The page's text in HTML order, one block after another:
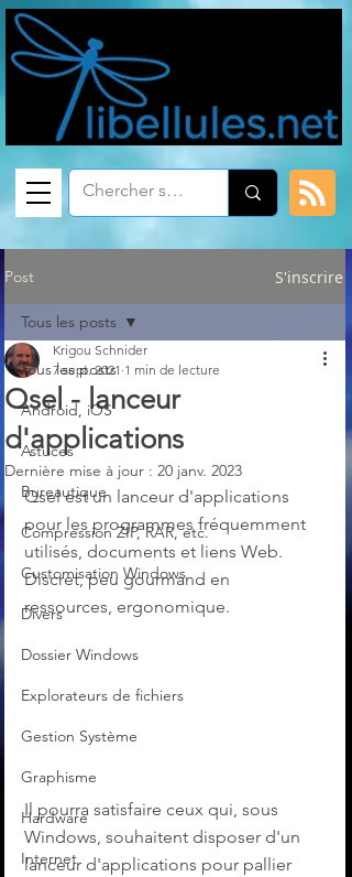
Post S'inscrire
Tous les posts
Android, iOS
Astuces
Bureautique
Compression ZIP, RAR, etc.
Customisation Windows
Divers
Dossier Windows
Explorateurs de fichiers
Gestion Système
Graphisme
Hardware
Internet
Tous les posts
Qsel - lanceur
d'applications
Krigou Schnider
7 sept. 2021 1 min de lecture
Dernière mise à jour : 20 janv. 2023
Qsel est un lanceur d'applications
pour les programmes fréquemment
utilisés, documents et liens Web.
Discret, peu gourmand en
ressources, ergonomique.
Il pourra satisfaire ceux qui, sous
Windows, souhaitent disposer d'un
lanceur d'applications pour pallier